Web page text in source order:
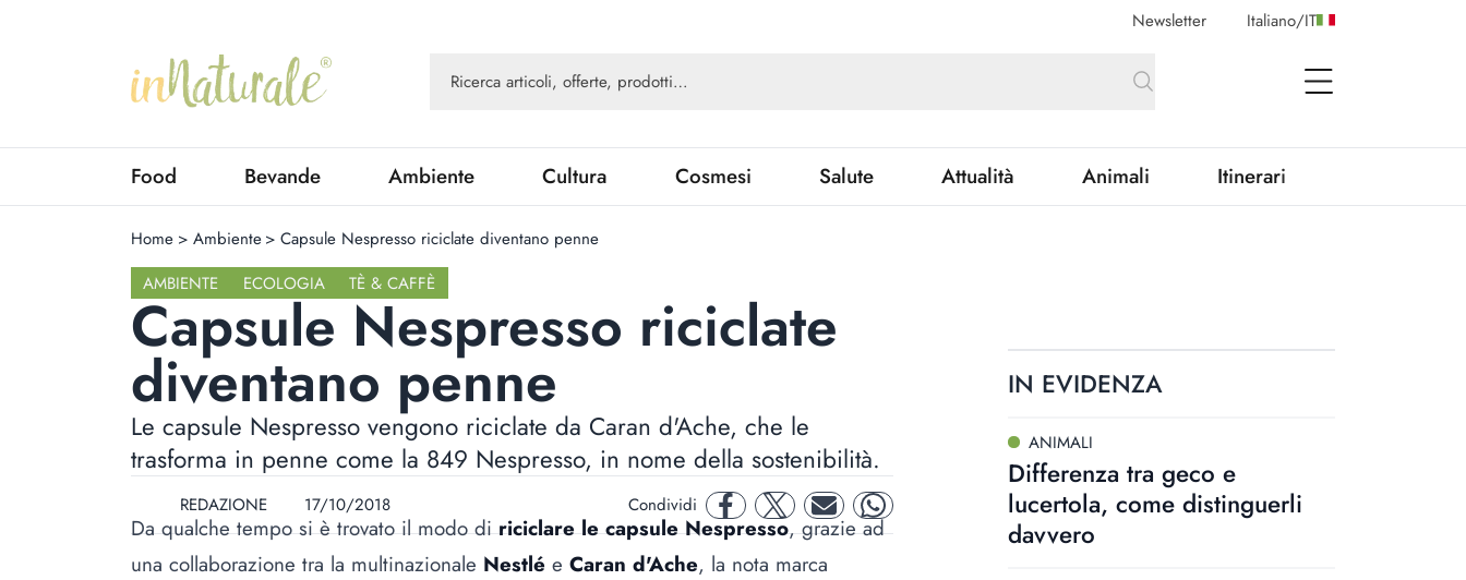
Newsletter Italiano/IT
open Menu
Food Bevande Ambiente Cultura Cosmesi Salute Attualità Animali Itinerari
Home > Ambiente > Capsule Nespresso riciclate diventano penne
AMBIENTE
ECOLOGIA TÈ & CAFFÈ
Capsule Nespresso riciclate
diventano penne
Le capsule Nespresso vengono riciclate da Caran d'Ache, che le
trasforma in penne come la 849 Nespresso, in nome della sostenibilità.
REDAZIONE 17/10/2018 Condividi facebooktwitter mail whatsapp
Da qualche tempo si è trovato il modo diriciclare le capsule Nespresso, grazie ad
una collaborazione tra la multinazionale Nestlé e Caran d'Ache, la nota marca
IN EVIDENZA
ANIMALI
Differenza tra geco e
lucertola, come distinguerli
davvero